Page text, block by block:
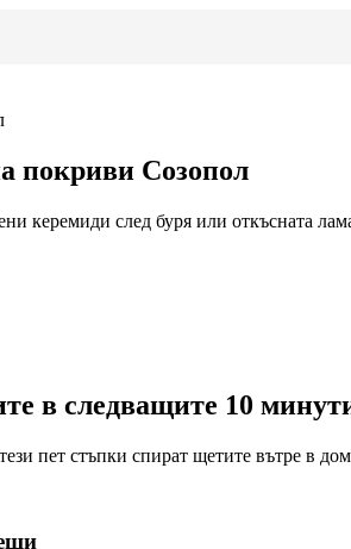
покриви Созопол
керемиди след буря или откъсната
в следващите 10
пет стъпки спират щетите вътре в